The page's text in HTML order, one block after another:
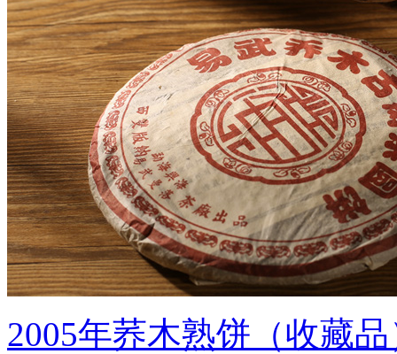
2005年荞木熟饼（收藏